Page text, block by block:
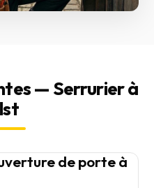
— Serrurier à
de porte à